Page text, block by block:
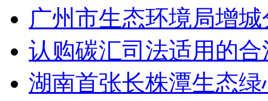
广州市生态环境局增
认购碳汇司法适用的
湖南首张长株潭生态